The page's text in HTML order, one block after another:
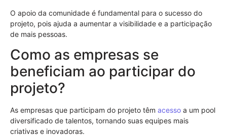
O apoio da comunidade é fundamental para o sucesso do
projeto, pois ajuda a aumentar a visibilidade e a participação
de mais pessoas.
Como as empresas se
beneficiam ao participar do
projeto?
As empresas que participam do projeto têm acesso a um pool
diversificado de talentos, tornando suas equipes mais
criativas e inovadoras.